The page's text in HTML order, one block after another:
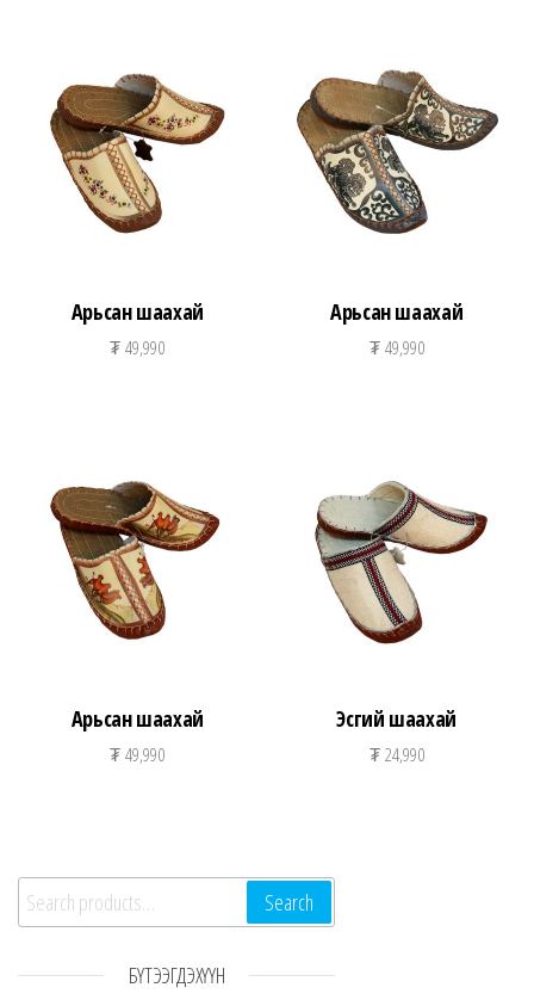
Арьсан шаахай
₮49,990
Арьсан шаахай
₮49,990
Арьсан шаахай
₮49,990
Эсгий шаахай
₮24,990
Search for: Search
БҮТЭЭГДЭХҮҮН